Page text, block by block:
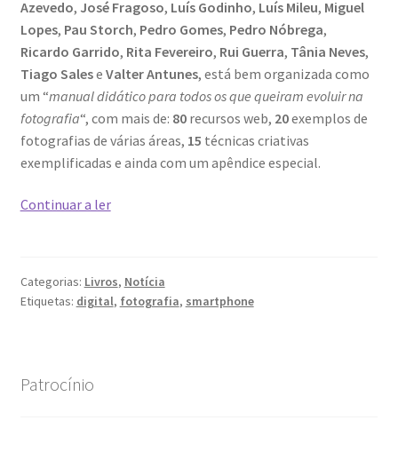
Teletrabalho e Ensino à distância
TOP 10
Video Dicas
e1b684ded3f4f5ced561f48734dab24c7032ee3b.html
Exposições
«FOTO | PHOTO PORTUGAL»
About looking
Azevedo, José Fragoso, Luís Godinho, Luís Mileu, Miguel
Lopes, Pau Storch, Pedro Gomes, Pedro Nóbrega,
Ricardo Garrido, Rita Fevereiro, Rui Guerra, Tânia Neves,
Tiago Salese Valter Antunes, está bem organizada como
um “manual didático para todos os que queiram evoluir na
fotografia“, com mais de: 80recursos web, 20exemplos de
fotografias de várias áreas, 15 técnicas criativas
exemplificadas e ainda com um apêndice especial.
Continuar a lerFotografia
e
Categorias: Livros, Notícia
Etiquetas: digital, fotografia, smartphone
Patrocínio